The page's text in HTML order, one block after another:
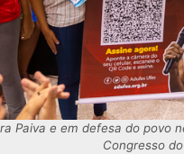
Paiva e em defesa do povo
Congresso